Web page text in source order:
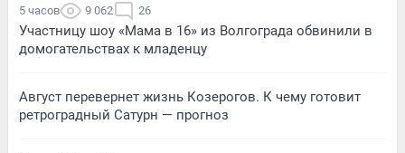
5 часов 9 062 26
Участницу шоу «Мама в 16» из Волгограда обвинили в
домогательствах к младенцу
Август перевернет жизнь Козерогов. К чему готовит
ретроградный Сатурн — прогноз